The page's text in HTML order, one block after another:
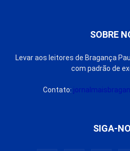
SOBRE
Levar aos leitores de Bragança
com padrão de
Contato:
SIGA-